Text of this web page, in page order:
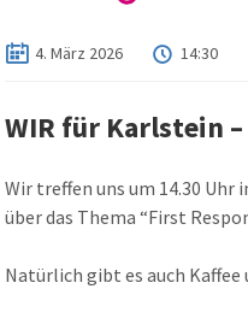
4. März 2026 14:30
WIR für Karlstein
Wir treffen uns um 14.30 Uhr
über das Thema “First
Natürlich gibt es auch